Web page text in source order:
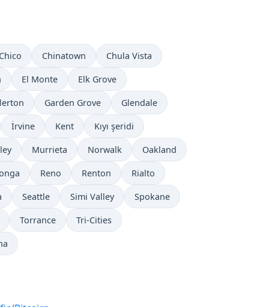
Chico Chinatown Chula Vista
El Monte Elk Grove
Garden Grove Glendale
İrvine Kent Kıyı şeridi
Murrieta Norwalk Oakland
Reno Renton Rialto
Seattle Simi Valley Spokane
Torrance Tri-Cities